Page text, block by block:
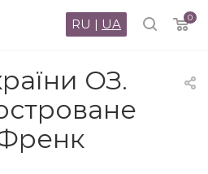
0
RU | UA
ОЗ.